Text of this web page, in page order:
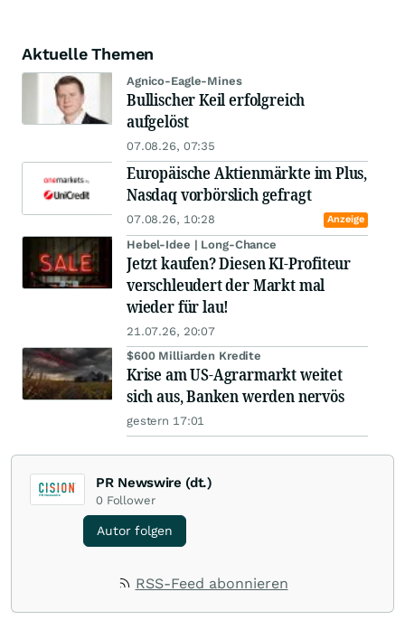
Aktuelle Themen
Agnico-Eagle-Mines
Bullischer Keil erfolgreich
aufgelöst
07.08.26, 07:35
Europäische Aktienmärkte im Plus,
Nasdaq vorbörslich gefragt
07.08.26, 10:28 Anzeige
Hebel-Idee | Long-Chance
Jetzt kaufen? Diesen KI-Profiteur
verschleudert der Markt mal
wieder für lau!
21.07.26, 20:07
$600 Milliarden Kredite
Krise am US-Agrarmarkt weitet
sich aus, Banken werden nervös
gestern 17:01
PR Newswire (dt.)
0 Follower
Autor folgen
RSS-Feed abonnieren